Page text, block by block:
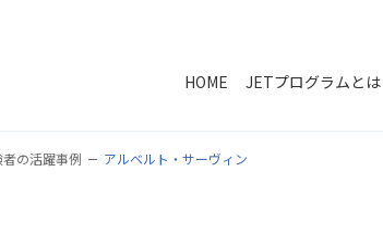
HOME JETプログラムとは
者の活躍事例 アルベルト・サーヴィン